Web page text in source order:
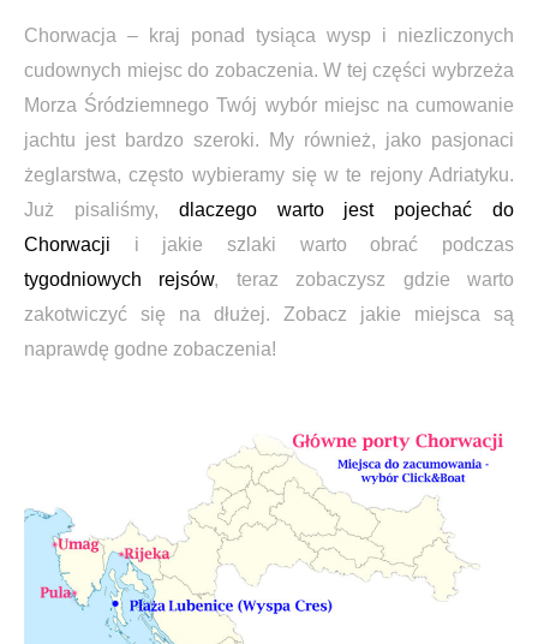
Chorwacja – kraj ponad tysiąca wysp i niezliczonych
cudownych miejsc do zobaczenia. W tej części wybrzeża
Morza Śródziemnego Twój wybór miejsc na cumowanie
jachtu jest bardzo szeroki. My również, jako pasjonaci
żeglarstwa, często wybieramy się w te rejony Adriatyku.
Już pisaliśmy, dlaczego warto jest pojechać do
Chorwacji i jakie szlaki warto obrać podczas
tygodniowych rejsów, teraz zobaczysz gdzie warto
zakotwiczyć się na dłużej. Zobacz jakie miejsca są
naprawdę godne zobaczenia!